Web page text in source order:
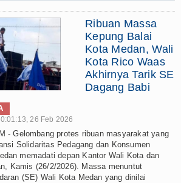
Ribuan Massa
Kepung Balai
Kota Medan, Wali
Kota Rico Waas
Akhirnya Tarik SE
Dagang Babi
26 Feb 2026
- Gelombang protes ribuan masyarakat yang
Solidaritas Pedagang dan Konsumen
memadati depan Kantor Wali Kota dan
Kamis (26/2/2026). Massa menuntut
(SE) Wali Kota Medan yang dinilai